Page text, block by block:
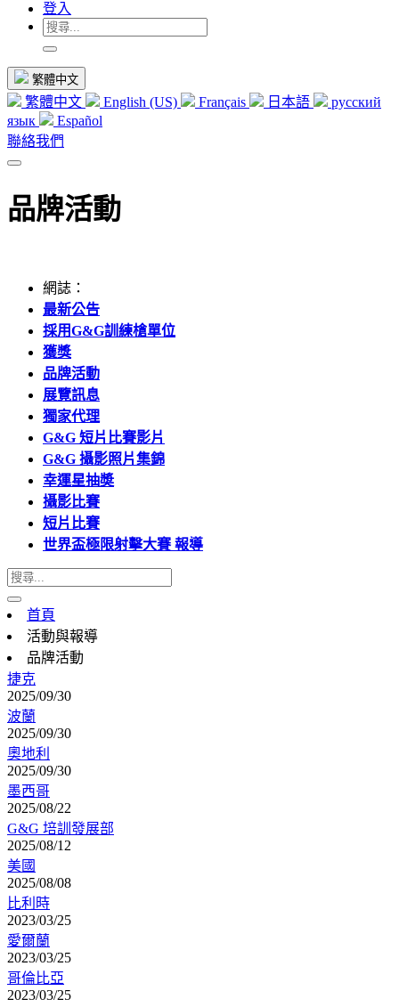
登入
繁體中文
繁體中文 English (US) Français 日本語
русский
язык
Español
聯絡我們
品牌活動
網誌：
最新公告
採用G&G訓練槍單位
獲獎
品牌活動
展覽訊息
獨家代理
G&G 短片比賽影片
G&G 攝影照片集錦
幸運星抽奬
攝影比賽
短片比賽
世界盃極限射擊大賽 報導
首頁
活動與報導
品牌活動
捷克
2025/09/30
波蘭
2025/09/30
奧地利
2025/09/30
墨西哥
2025/08/22
G&G 培訓發展部
2025/08/12
美國
2025/08/08
比利時
2023/03/25
愛爾蘭
2023/03/25
哥倫比亞
2023/03/25